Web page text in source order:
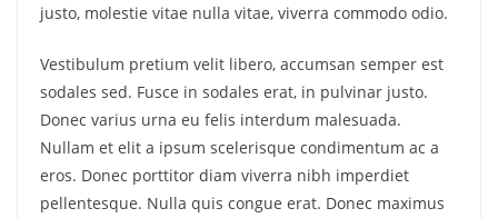
justo, molestie vitae nulla vitae, viverra commodo odio.
Vestibulum pretium velit libero, accumsan semper est
sodales sed. Fusce in sodales erat, in pulvinar justo.
Donec varius urna eu felis interdum malesuada.
Nullam et elit a ipsum scelerisque condimentum ac a
eros. Donec porttitor diam viverra nibh imperdiet
pellentesque. Nulla quis congue erat. Donec maximus